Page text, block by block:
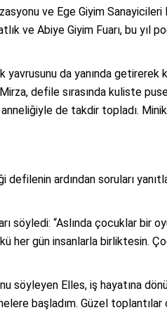
ve Ege Giyim
ve Abiye Giyim Fuarı, bu yıl
da yanında getirerek
defile sırasında kuliste
de takdir topladı.
defilenin ardından soruları
söyledi: “Aslında çocuklar bir
her gün insanlarla birliktesin.
söyleyen Elles, iş hayatına
başladım. Güzel